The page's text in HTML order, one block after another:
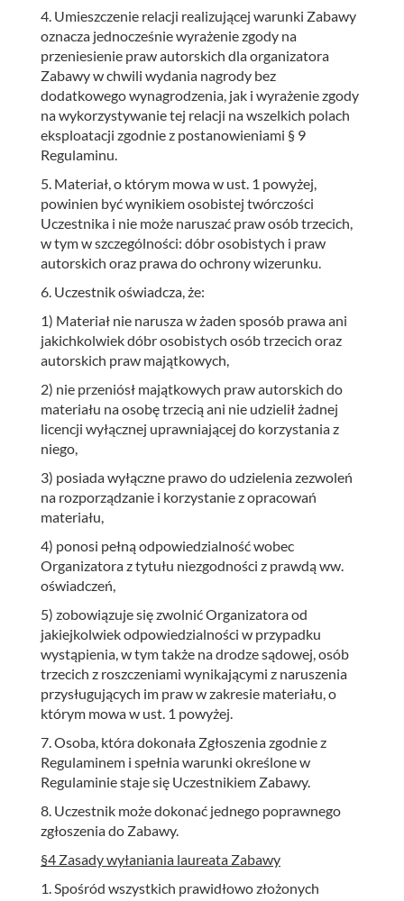
4. Umieszczenie relacji realizującej warunki Zabawy
oznacza jednocześnie wyrażenie zgody na
przeniesienie praw autorskich dla organizatora
Zabawy w chwili wydania nagrody bez
dodatkowego wynagrodzenia, jak i wyrażenie zgody
na wykorzystywanie tej relacji na wszelkich polach
eksploatacji zgodnie z postanowieniami § 9
Regulaminu.
5. Materiał, o którym mowa w ust. 1 powyżej,
powinien być wynikiem osobistej twórczości
Uczestnika i nie może naruszać praw osób trzecich,
w tym w szczególności: dóbr osobistych i praw
autorskich oraz prawa do ochrony wizerunku.
6. Uczestnik oświadcza, że:
1) Materiał nie narusza w żaden sposób prawa ani
jakichkolwiek dóbr osobistych osób trzecich oraz
autorskich praw majątkowych,
2) nie przeniósł majątkowych praw autorskich do
materiału na osobę trzecią ani nie udzielił żadnej
licencji wyłącznej uprawniającej do korzystania z
niego,
3) posiada wyłączne prawo do udzielenia zezwoleń
na rozporządzanie i korzystanie z opracowań
materiału,
4) ponosi pełną odpowiedzialność wobec
Organizatora z tytułu niezgodności z prawdą ww.
oświadczeń,
5) zobowiązuje się zwolnić Organizatora od
jakiejkolwiek odpowiedzialności w przypadku
wystąpienia, w tym także na drodze sądowej, osób
trzecich z roszczeniami wynikającymi z naruszenia
przysługujących im praw w zakresie materiału, o
którym mowa w ust. 1 powyżej.
7. Osoba, która dokonała Zgłoszenia zgodnie z
Regulaminem i spełnia warunki określone w
Regulaminie staje się Uczestnikiem Zabawy.
8. Uczestnik może dokonać jednego poprawnego
zgłoszenia do Zabawy.
§4 Zasady wyłaniania laureata Zabawy
1. Spośród wszystkich prawidłowo złożonych